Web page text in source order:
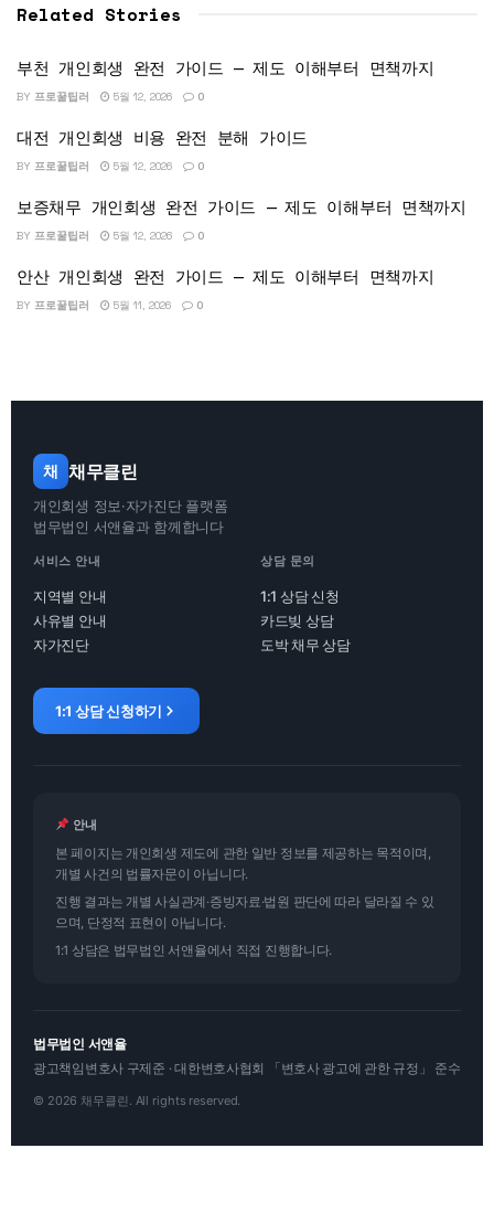
Related Stories
부천 개인회생 완전 가이드 — 제도 이해부터 면책까지
BY 프로꿀팁러 5월 12, 2026 0
대전 개인회생 비용 완전 분해 가이드
BY 프로꿀팁러 5월 12, 2026 0
보증채무 개인회생 완전 가이드 — 제도 이해부터 면책까지
BY 프로꿀팁러 5월 12, 2026 0
안산 개인회생 완전 가이드 — 제도 이해부터 면책까지
BY 프로꿀팁러 5월 11, 2026 0
채 채무클린
개인회생 정보·자가진단 플랫폼
법무법인 서앤율과 함께합니다
서비스 안내
지역별 안내
사유별 안내
자가진단
상담 문의
1:1 상담 신청
카드빚 상담
도박 채무 상담
1:1 상담 신청하기
안내
본 페이지는 개인회생 제도에 관한 일반 정보를 제공하는 목적이며,
개별 사건의 법률자문이 아닙니다.
진행 결과는 개별 사실관계·증빙자료·법원 판단에 따라 달라질 수 있
으며, 단정적 표현이 아닙니다.
1:1 상담은 법무법인 서앤율에서 직접 진행합니다.
법무법인 서앤율
광고책임변호사 구제준 · 대한변호사협회 「변호사 광고에 관한 규정」 준수
© 2026 채무클린. All rights reserved.